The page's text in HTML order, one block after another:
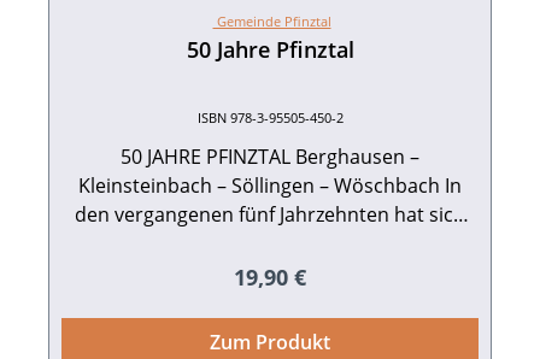
Gemeinde Pfinztal
50 Jahre Pfinztal
ISBN 978-3-95505-450-2
50 JAHRE PFINZTAL Berghausen –
Kleinsteinbach – Söllingen – Wöschbach In
den vergangenen fünf Jahrzehnten hat sich
Tradition und Fortschritt entwickelt. Dieses
Reise durch die letzten zehn Jahre zu gehen.
Regulärer Preis:
19,90 €
Zum Produkt